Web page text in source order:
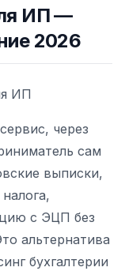
ИП —
2026
ИП
через
сам
выписки,
с ЭЦП без
альтернатива
бухгалтерии